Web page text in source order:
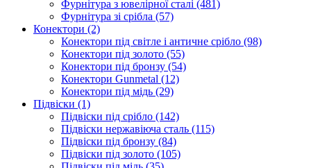
Фурнітура з ювелірної сталі (481)
Фурнітура зі срібла (57)
Конектори (2)
Конектори під світле і античне срібло (98)
Конектори під золото (55)
Конектори під бронзу (54)
Конектори Gunmetal (12)
Конектори під мідь (29)
Підвіски (1)
Підвіски під срібло (142)
Підвіски нержавіюча сталь (115)
Підвіски під бронзу (84)
Підвіски під золото (105)